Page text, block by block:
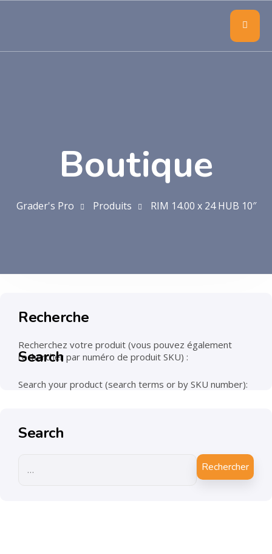
Boutique
Grader's Pro Produits RIM 14.00 x 24 HUB 10″
Recherche
Recherchez votre produit (vous pouvez également
rechercher par numéro de produit SKU) :
Search
Search your product (search terms or by SKU number):
Search
Rechercher